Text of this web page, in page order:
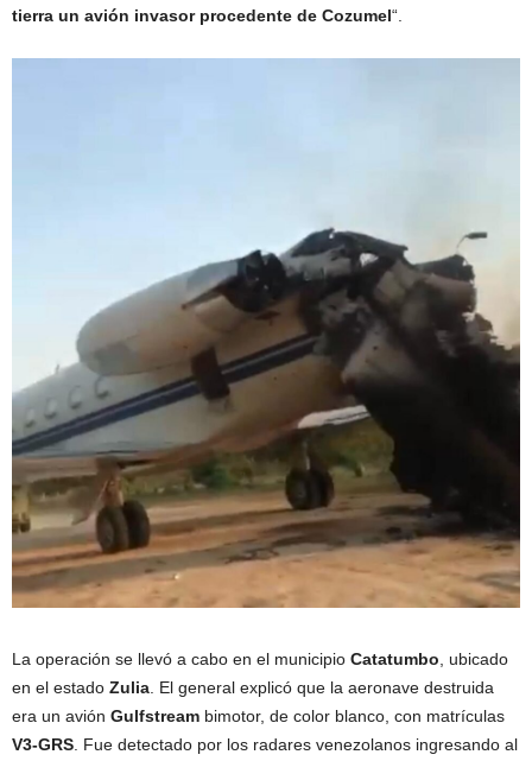
tierra un avión invasor procedente de Cozumel“.
La operación se llevó a cabo en el municipio Catatumbo , ubicado
en el estado Zulia . El general explicó que la aeronave destruida
era un avión Gulfstream bimotor, de color blanco, con matrículas
V3-GRS . Fue detectado por los radares venezolanos ingresando al